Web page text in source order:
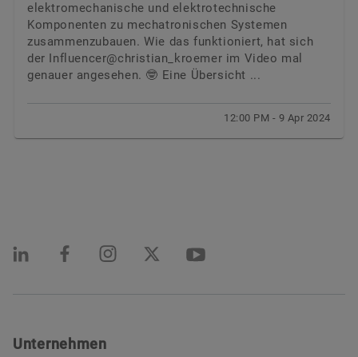
elektromechanische und elektrotechnische
Komponenten zu mechatronischen Systemen
zusammenzubauen. Wie das funktioniert, hat sich
der Influencer@christian_kroemer im Video mal
genauer angesehen. 🤓 Eine Übersicht ...
12:00 PM - 9 Apr 2024
Unternehmen